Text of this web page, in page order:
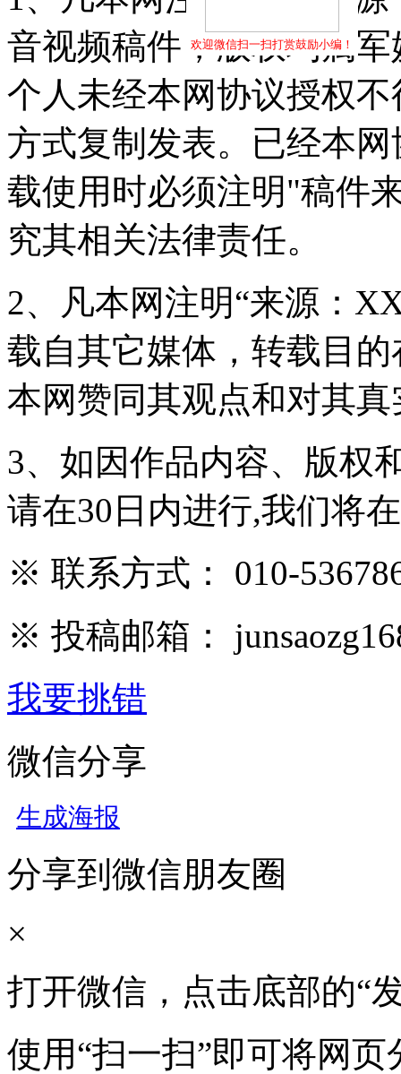
欢迎微信扫一扫打赏鼓励小编！
音视频稿件，版权均属
个人未经本网协议授权
方式复制发表。已经本
载使用时必须注明"稿件
究其相关法律责任。
2、凡本网注明“来源：
载自其它媒体，转载目
本网赞同其观点和对其
3、如因作品内容、版权
请在30日内进行,我们将
※ 联系方式： 010-
※ 投稿邮箱：
我要挑错
微信分享
生成海报
分享到微信朋友圈
×
打开微信，点击底部的“
使用“扫一扫”即可将网